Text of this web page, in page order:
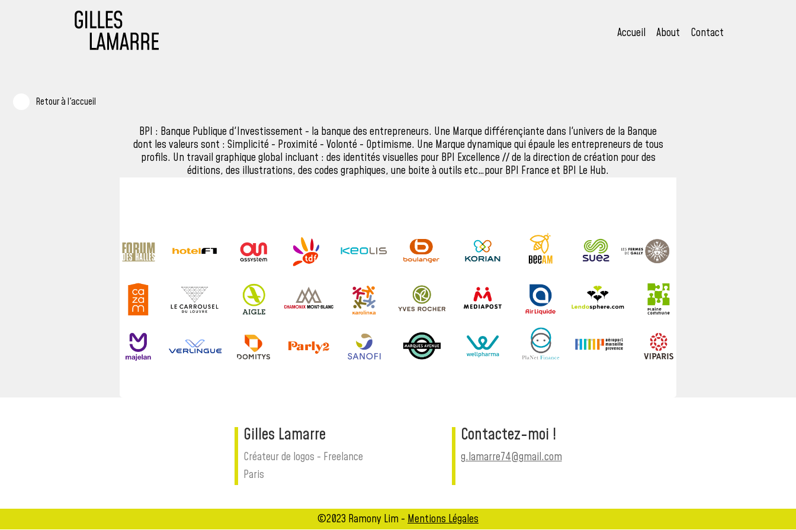
Accueil About Contact
Retour à l'accueil
BPI : Banque Publique d'Investissement - la banque des entrepreneurs. Une Marque différençiante dans l'univers de la Banque
dont les valeurs sont : Simplicité - Proximité - Volonté - Optimisme. Une Marque dynamique qui épaule les entrepreneurs de tous
profils. Un travail graphique global incluant : des identités visuelles pour BPI Excellence // de la direction de création pour des
éditions, des illustrations, des codes graphiques, une boite à outils etc…pour BPI France et BPI Le Hub.
Gilles Lamarre
Créateur de logos - Freelance
Paris
Contactez-moi !
g.lamarre74@gmail.com
©2023 Ramony Lim - Mentions Légales